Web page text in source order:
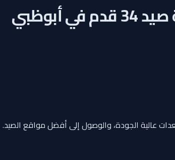
عالية الجودة، والوصول إلى أفضل مواقع الصيد.